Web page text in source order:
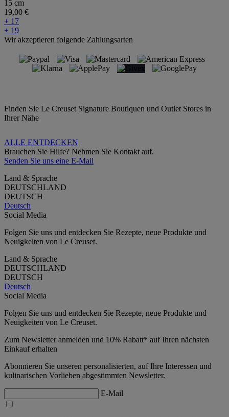
15 cm
19,00 €
+ 17
+ 19
Wir akzeptieren folgende Zahlungsarten
Finden Sie Le Creuset Signature Boutiquen und Outlet Stores in
Ihrer Nähe
ALLE ENTDECKEN
Brauchen Sie Hilfe? Nehmen Sie Kontakt auf.
Senden Sie uns eine E-Mail
Land & Sprache
DEUTSCHLAND
DEUTSCH
Deutsch
Social Media
Folgen Sie uns und entdecken Sie Rezepte, neue Produkte und
Neuigkeiten von Le Creuset.
Land & Sprache
DEUTSCHLAND
DEUTSCH
Deutsch
Social Media
Folgen Sie uns und entdecken Sie Rezepte, neue Produkte und
Neuigkeiten von Le Creuset.
Zum Newsletter anmelden und 10% Rabatt* auf Ihren nächsten
Einkauf erhalten
Abonnieren Sie unseren personalisierten, auf Ihre Interessen und
kulinarischen Vorlieben abgestimmten Newsletter.
E-Mail